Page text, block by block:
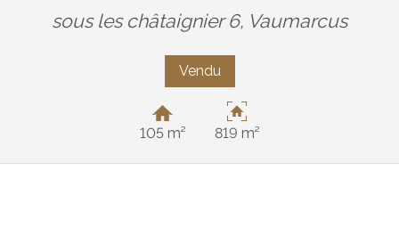
sous les châtaignier 6, Vaumarcus
Vendu
105 m² 819 m²